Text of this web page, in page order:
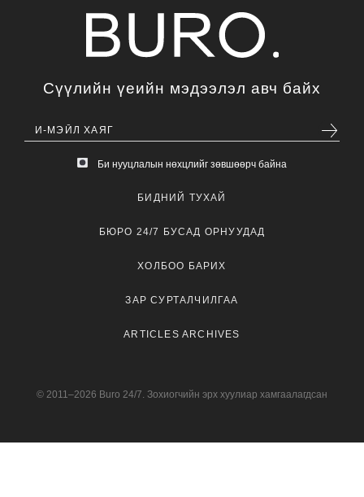
Сүүлийн үеийн мэдээлэл авч байх
Би нууцлалын нөхцлийг зөвшөөрч байна
БИДНИЙ ТУХАЙ
БЮРО 24/7 БУСАД ОРНУУДАД
ХОЛБОО БАРИХ
ЗАР СУРТАЛЧИЛГАА
ARTICLES ARCHIVES
© 2011–2026 Buro 24/7. Зохиогчийн эрх хуулиар хамгаалагдсан